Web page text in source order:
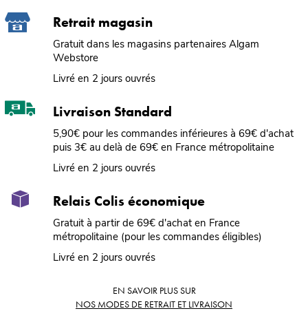
Retrait magasin
Gratuit dans les magasins partenaires Algam
Webstore
Livré en 2 jours ouvrés
Livraison Standard
5,90€ pour les commandes inférieures à 69€ d'achat
puis 3€ au delà de 69€ en France métropolitaine
Livré en 2 jours ouvrés
Relais Colis économique
Gratuit à partir de 69€ d'achat en France
métropolitaine (pour les commandes éligibles)
Livré en 2 jours ouvrés
EN SAVOIR PLUS SUR
NOS MODES DE RETRAIT ET LIVRAISON